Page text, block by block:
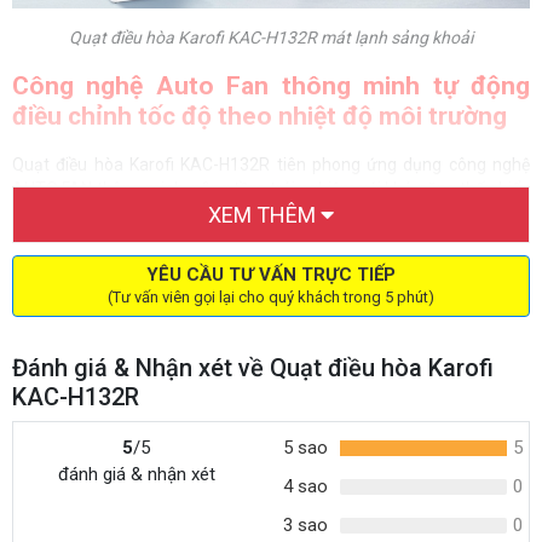
Quạt điều hòa Karofi KAC-H132R mát lạnh sảng khoải
Công nghệ Auto Fan thông minh tự động
điều chỉnh tốc độ theo nhiệt độ môi trường
AUTO FAN thông minh, nâng tầm trải nghiệm với khả năng thấu hiểu
nhu cầu của người dùng. Với công nghệ AUTO FAN, KAC-H132R có
với nhiệt độ môi trường, mang lại cảm giác đã mát tức thì, dễ chịu
như ý mà vẫn an toàn tuyệt đối cho sức khỏe.
XEM THÊM
YÊU CẦU TƯ VẤN TRỰC TIẾP
(Tư vấn viên gọi lại cho quý khách trong 5 phút)
Đánh giá & Nhận xét về Quạt điều hòa Karofi
KAC-H132R
5/5
đánh giá & nhận xét
5 sao
5
4 sao
0
3 sao
0